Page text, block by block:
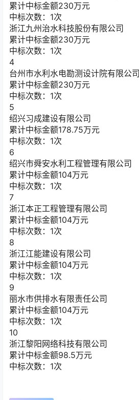
累计中标金额230万元
中标次数：1次
浙江九州治水科技股份有限公司
累计中标金额230万元
中标次数：1次
4
台州市水利水电勘测设计院有限公司
累计中标金额230万元
中标次数：1次
5
绍兴习成建设有限公司
累计中标金额178.75万元
中标次数：1次
6
绍兴市舜安水利工程管理有限公司
累计中标金额104万元
中标次数：1次
7
浙江本正工程管理有限公司
累计中标金额104万元
中标次数：1次
8
浙江江能建设有限公司
累计中标金额104万元
中标次数：1次
9
丽水市供排水有限责任公司
累计中标金额104万元
中标次数：1次
10
浙江黎阳网络科技有限公司
累计中标金额98.5万元
中标次数：1次